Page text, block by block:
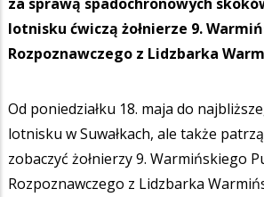
lotnisku ćwiczą żołnierze 9.
Rozpoznawczego z Lidzbarka
Od poniedziałku 18. maja do
lotnisku w Suwałkach, ale także
zobaczyć żołnierzy 9. Warmińskiego
Rozpoznawczego z Lidzbarka